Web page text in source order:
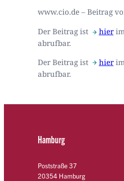
www.cio.de – Beitrag
Der Beitrag ist
hier
abrufbar.
Der Beitrag ist
hier
abrufbar.
Hamburg
Poststraße 37
20354 Hamburg